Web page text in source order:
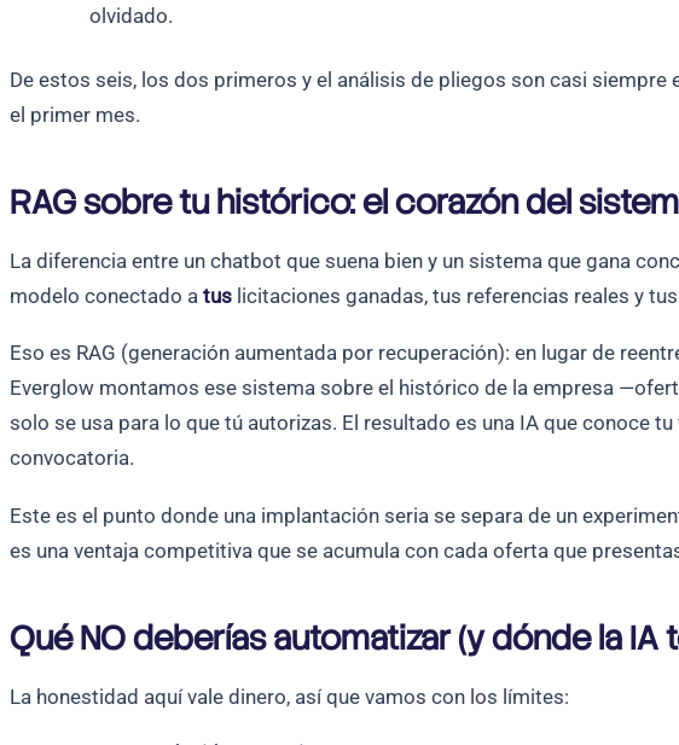
olvidado.
De estos seis, los dos primeros y el análisis de pliegos son casi
el primer mes.
RAG sobre tu histórico: el corazón del
La diferencia entre un chatbot que suena bien y un sistema que gana
modelo conectado a tus licitaciones ganadas, tus referencias reales y
Eso es RAG (generación aumentada por recuperación): en lugar de
Everglow montamos ese sistema sobre el histórico de la empresa
solo se usa para lo que tú autorizas. El resultado es una IA que conoce
convocatoria.
Este es el punto donde una implantación seria se separa de un
es una ventaja competitiva que se acumula con cada oferta que
Qué NO deberías automatizar (y dónde la
La honestidad aquí vale dinero, así que vamos con los límites: